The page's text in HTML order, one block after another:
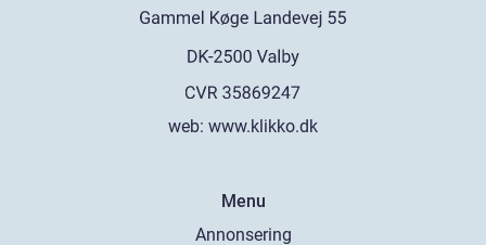
web: www.klikko.dk
Menu
Annonsering